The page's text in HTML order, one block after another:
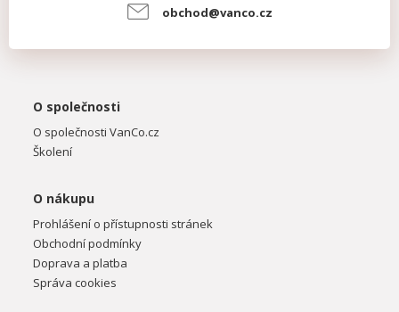
obchod@vanco.cz
O společnosti
O společnosti VanCo.cz
Školení
O nákupu
Prohlášení o přístupnosti stránek
Obchodní podmínky
Doprava a platba
Správa cookies